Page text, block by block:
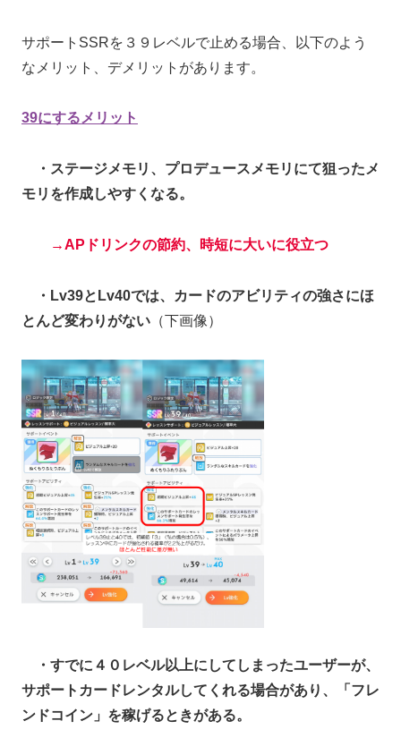
サポートSSRを３９レベルで止める場合、以下のよう
なメリット、デメリットがあります。
39にするメリット
・ステージメモリ、プロデュースメモリにて狙ったメ
モリを作成しやすくなる。
→APドリンクの節約、時短に大いに役立つ
・Lv39とLv40では、カードのアビリティの強さにほ
とんど変わりがない （下画像）
・すでに４０レベル以上にしてしまったユーザーが、
サポートカードレンタルしてくれる場合があり、「フレ
ンドコイン」を稼げるときがある。